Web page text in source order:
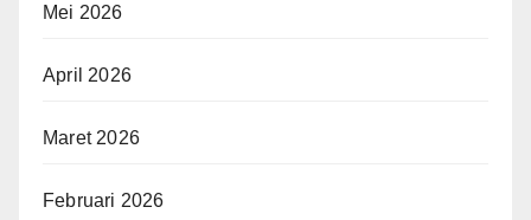
Mei 2026
April 2026
Maret 2026
Februari 2026